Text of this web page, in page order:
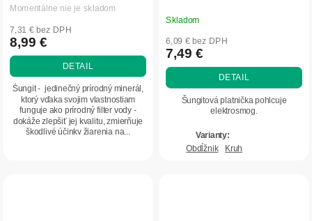
Priemerné
hodnotenie
produktu
je
5,0
z
hviezdičiek.
Momentálne nie je skladom
7,31 € bez DPH
8,99 €
DETAIL
Šungit - jedinečný prírodný minerál,
ktorý vďaka svojim vlastnostiam
funguje ako prírodný filter vody -
dokáže zlepšiť jej kvalitu, zmierňuje
škodlivé účinky žiarenia na...
Skladom
6,09 € bez DPH
7,49 €
DETAIL
Šungitová platnička pohlcuje
elektrosmog.
Obdĺžnik Kruh